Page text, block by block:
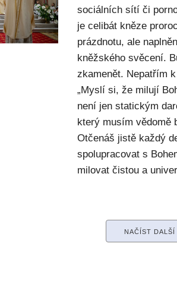
sociálních sítí či
je celibát kněze
prázdnotu, ale
kněžského svěcení.
zkamenět. Nepatřím
„Myslí si, že milují
není jen statickým
který musím vědomě
Otčenáš jistě každý
spolupracovat s
milovat čistou a
NAČÍST DALŠÍ